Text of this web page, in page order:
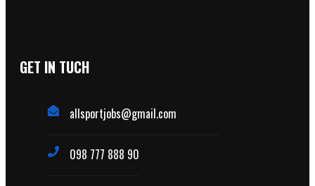
GET IN TUCH
allsportjobs@gmail.com
098 777 888 90